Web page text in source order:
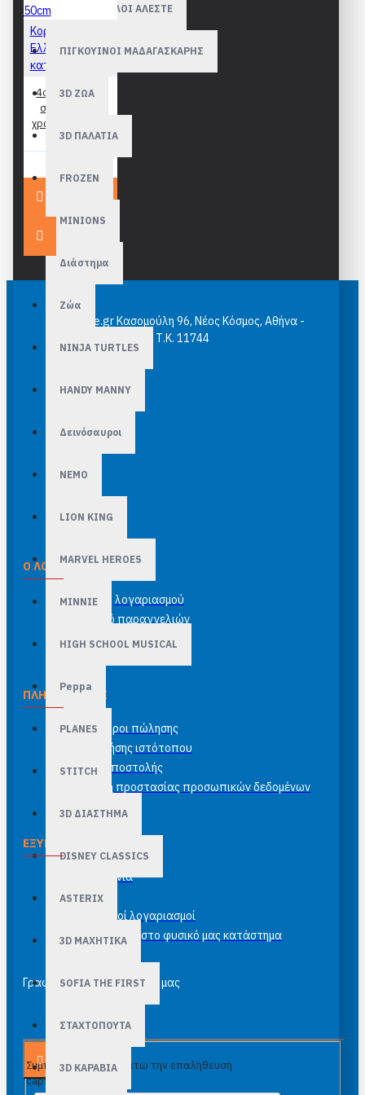
ΜΠΑΤΕ ΣΚΥΛΟΙ ΑΛΕΣΤΕ
ΠΙΓΚΟΥΙΝΟΙ ΜΑΔΑΓΑΣΚΑΡΗΣ
3D ΖΩΑ
3D ΠΑΛΑΤΙΑ
FROZEN
MINIONS
Διάστημα
Ζώα
NINJA TURTLES
HANDY MANNY
Δεινόσαυροι
NEMO
LION KING
MARVEL HEROES
MINNIE
HIGH SCHOOL MUSICAL
Peppa
PLANES
STITCH
3D ΔΙΑΣΤΗΜΑ
DISNEY CLASSICS
ASTERIX
3D ΜΑΧΗΤΙΚΑ
SOFIA THE FIRST
ΣΤΑΧΤΟΠΟΥΤΑ
3D ΚΑΡΑΒΙΑ
Κορνίζες
Ελληνικής
κατασκευής
4cm Κορνίζες
σε διάφορα
χρώματα - 35 x
50cm
epuzzle.gr Κασομούλη 96, Νέος Κόσμος, Αθήνα -
Τ.Κ. 11744
Ο ΛΟΓΑΡΙΑΣΜΌΣ ΜΟΥ
Σύνδεση λογαριασμού
Ιστορικό παραγγελιών
Newsletter
ΠΛΗΡΟΦΟΡΊΕΣ
Γενικοί όροι πώλησης
Όροι χρήσης ιστότοπου
Έξοδα αποστολής
Πολιτική προστασίας προσωπικών δεδομένων
ΕΞΥΠΗΡΈΤΗΣΗ ΠΕΛΑΤΏΝ
Επικοινωνία
Site Map
Τραπεζικοί λογαριασμοί
Κορνιζάρισμα στο φυσικό μας κατάστημα
Γραφτείτε στο newsletter μας
Συμπλήρωσε παρακάτω την επαλήθευση
captcha